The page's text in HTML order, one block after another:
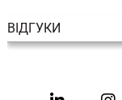
ВІДГУКИ